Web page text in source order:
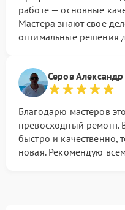
работе — основные
Мастера знают свое
оптимальные решения
Серов Александр
Благодарю мастеров
превосходный
быстро и качественно,
новая. Рекомендую